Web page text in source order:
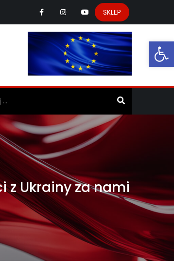
SKLEP
z Ukrainy za nami